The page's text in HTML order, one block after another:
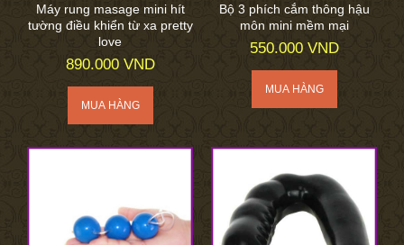
Máy rung masage mini hít
tường điều khiển từ xa pretty
love
890.000 VND
Bộ 3 phích cắm thông hậu
môn mini mềm mại
550.000 VND